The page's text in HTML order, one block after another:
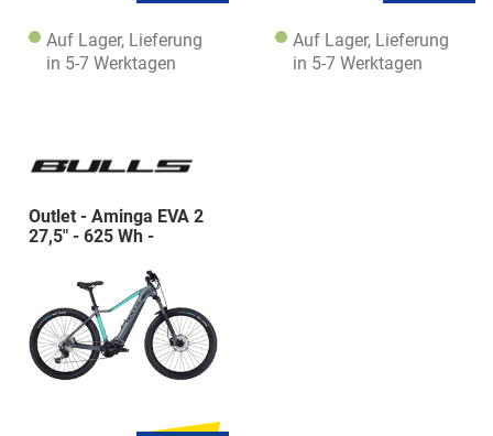
Auf Lager, Lieferung
in 5-7 Werktagen
Auf Lager, Lieferung
in 5-7 Werktagen
Outlet - Aminga EVA 2
27,5" - 625 Wh -